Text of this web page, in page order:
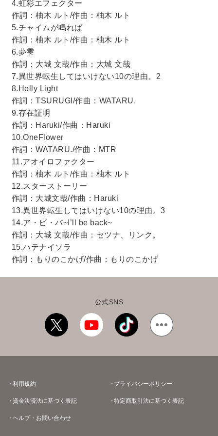
4.虹彩エフェクター
作詞：柚木 ルト/作曲：柚木 ルト
5.チャイムが鳴れば
作詞：柚木 ルト/作曲：柚木 ルト
6.夢雫
作詞：大城 文哉/作曲：大城 文哉
7.異世界転生してはいけない10の理由。2
8.Holly Light
作詞：TSURUGI/作曲：WATARU.
9.存在証明
作詞：Haruki/作曲：Haruki
10.OneFlower
作詞：WATARU./作曲：MTR
11.アオイロファクター
作詞：柚木 ルト/作曲：柚木 ルト
12.スターストーリー
作詞：大城文哉/作曲：Haruki
13.異世界転生してはいけない10の理由。3
14.ア・ビ・バ~I’ll be back~
作詞：大城 文哉/作曲：セツナ、リンク。
15.ハテナイソラ
作詞：もりのこかげ/作曲：もりのこかげ
公式SNS
利用規約 プライバシーポリシー
資金決済法に基づく表記 特定商取引法に基づく表記
ヘルプ・お問い合わせ